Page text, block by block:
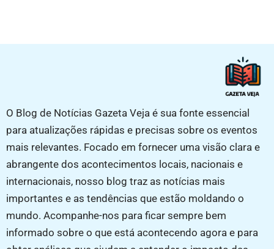
O Blog de Notícias Gazeta Veja é sua fonte essencial
para atualizações rápidas e precisas sobre os eventos
mais relevantes. Focado em fornecer uma visão clara e
abrangente dos acontecimentos locais, nacionais e
internacionais, nosso blog traz as notícias mais
importantes e as tendências que estão moldando o
mundo. Acompanhe-nos para ficar sempre bem
informado sobre o que está acontecendo agora e para